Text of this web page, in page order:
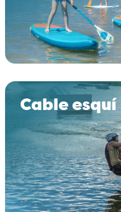
Cable esquí